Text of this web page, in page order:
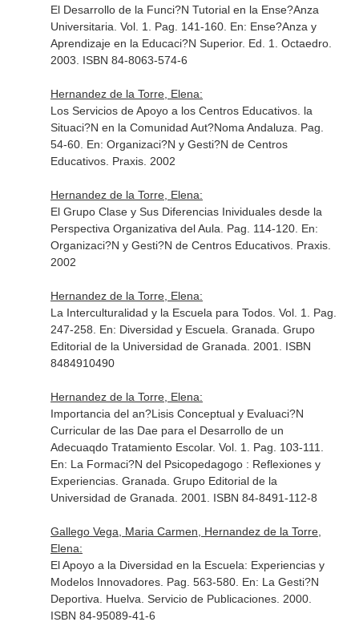
El Desarrollo de la Funci?N Tutorial en la Ense?Anza
Universitaria. Vol. 1. Pag. 141-160. En: Ense?Anza y
Aprendizaje en la Educaci?N Superior. Ed. 1. Octaedro.
2003. ISBN 84-8063-574-6
Hernandez de la Torre, Elena:
Los Servicios de Apoyo a los Centros Educativos. la
Situaci?N en la Comunidad Aut?Noma Andaluza. Pag.
54-60. En: Organizaci?N y Gesti?N de Centros
Educativos. Praxis. 2002
Hernandez de la Torre, Elena:
El Grupo Clase y Sus Diferencias Inividuales desde la
Perspectiva Organizativa del Aula. Pag. 114-120. En:
Organizaci?N y Gesti?N de Centros Educativos. Praxis.
2002
Hernandez de la Torre, Elena:
La Interculturalidad y la Escuela para Todos. Vol. 1. Pag.
247-258. En: Diversidad y Escuela . Granada. Grupo
Editorial de la Universidad de Granada. 2001. ISBN
8484910490
Hernandez de la Torre, Elena:
Importancia del an?Lisis Conceptual y Evaluaci?N
Curricular de las Dae para el Desarrollo de un
Adecuaqdo Tratamiento Escolar. Vol. 1. Pag. 103-111.
En: La Formaci?N del Psicopedagogo : Reflexiones y
Experiencias. Granada. Grupo Editorial de la
Universidad de Granada. 2001. ISBN 84-8491-112-8
Gallego Vega, Maria Carmen, Hernandez de la Torre,
Elena:
El Apoyo a la Diversidad en la Escuela: Experiencias y
Modelos Innovadores. Pag. 563-580. En: La Gesti?N
Deportiva . Huelva. Servicio de Publicaciones. 2000.
ISBN 84-95089-41-6